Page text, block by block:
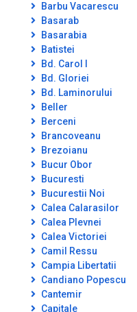
Barbu Vacarescu
Basarab
Basarabia
Batistei
Bd. Carol I
Bd. Gloriei
Bd. Laminorului
Beller
Berceni
Brancoveanu
Brezoianu
Bucur Obor
Bucuresti
Bucurestii Noi
Calea Calarasilor
Calea Plevnei
Calea Victoriei
Camil Ressu
Campia Libertatii
Candiano Popescu
Cantemir
Capitale